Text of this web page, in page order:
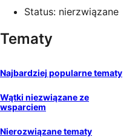
Status: nierzwiązane
Tematy
Najbardziej popularne tematy
Wątki niezwiązane ze
wsparciem
Nierozwiązane tematy